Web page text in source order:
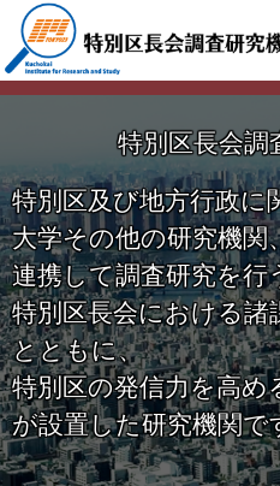
特別区長会調
特別区及び地方行政に
大学その他の研究機関
連携して調査研究を行
特別区長会における諸
とともに、
特別区の発信力を高め
が設置した研究機関で